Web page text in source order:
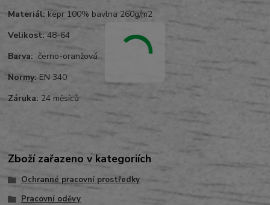
Materiál: kepr 100% bavlna 260g/m2
Velikost: 48-64
Barva: černo-oranžová
Normy: EN 340
Záruka: 24 měsíců
Zboží zařazeno v kategoriích
Ochranné pracovní prostředky
Pracovní oděvy